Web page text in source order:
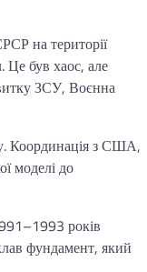
на території
Це був хаос, але
ЗСУ, Воєнна
Координація з США,
моделі до
років
фундамент, який